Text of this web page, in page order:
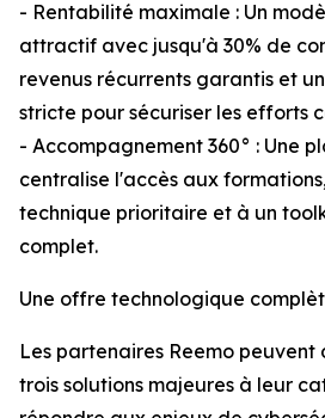
- Rentabilité maximale : Un
attractif avec jusqu'à 30% de
revenus récurrents garantis et
stricte pour sécuriser les efforts
- Accompagnement 360° : Une
centralise l'accès aux
technique prioritaire et à un
complet.
Une offre technologique
Les partenaires Reemo peuvent
trois solutions majeures à leur